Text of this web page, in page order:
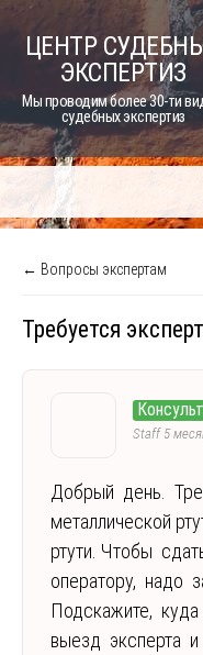
Skip
ЦЕНТР
ЭКСПЕРТИЗ
Мы проводим более 30-ти
судебных экспертиз
← Вопросы экспертам
Требуется
Staff5
Добрый день.
металлической
ртути. Чтобы
оператору, надо
Подскажите, куда
выезд эксперта